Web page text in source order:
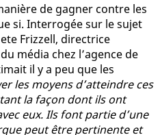
de gagner contre les
si. Interrogée sur le sujet
Frizzell, directrice
média chez l’agence de
il y a peu que les
les moyens d’atteindre ces
la façon dont ils ont
eux. Ils font partie d’une
peut être pertinente et